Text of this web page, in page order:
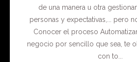
de una manera u otra
personas y expectativas,... pero
Conocer el proceso
negocio por sencillo que sea, te
con to...